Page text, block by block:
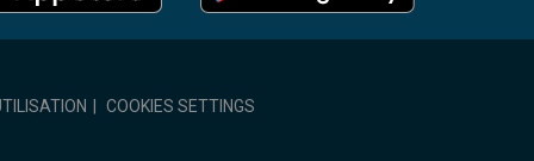
COOKIES SETTINGS